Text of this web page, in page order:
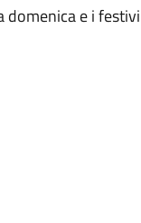
domenica e i festivi